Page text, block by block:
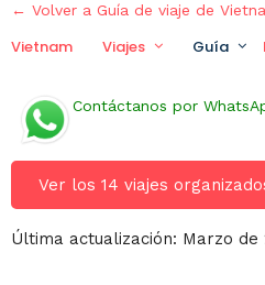
← Volver a Guía de viaje de
Vietnam Viajes Guía
Contáctanos por
Ver los 14 viajes
Última actualización: Marzo de